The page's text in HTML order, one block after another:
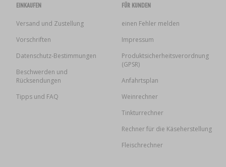
EINKAUFEN
Versand und Zustellung
Vorschriften
Datenschutz-Bestimmungen
Beschwerden und
Rücksendungen
Tipps und FAQ
FÜR KUNDEN
einen Fehler melden
Impressum
Produktsicherheitsverordnung
(GPSR)
Anfahrtsplan
Weinrechner
Tinkturrechner
Rechner für die Käseherstellung
Fleischrechner